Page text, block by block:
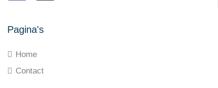
Pagina's
Home
Contact